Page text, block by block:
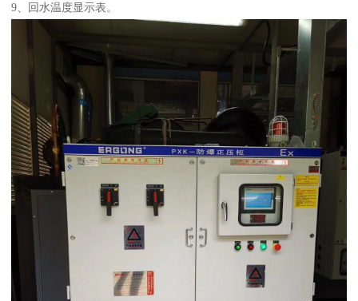
9、回水温度显示表。